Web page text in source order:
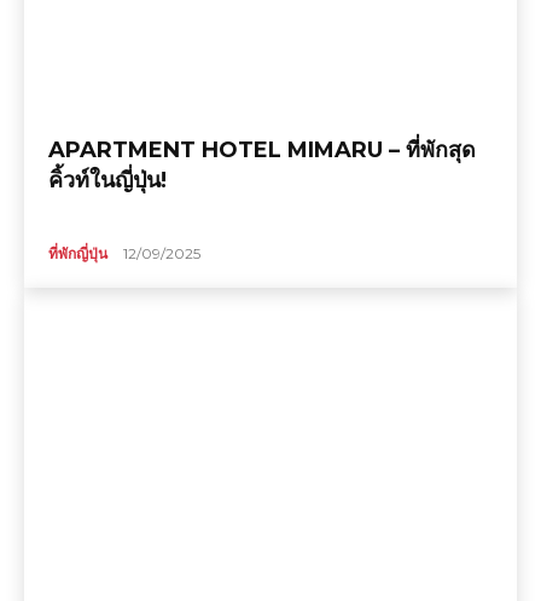
APARTMENT HOTEL MIMARU – ที่พักสุด
คิ้วท์ในญี่ปุ่น!
ที่พักญี่ปุ่น 12/09/2025